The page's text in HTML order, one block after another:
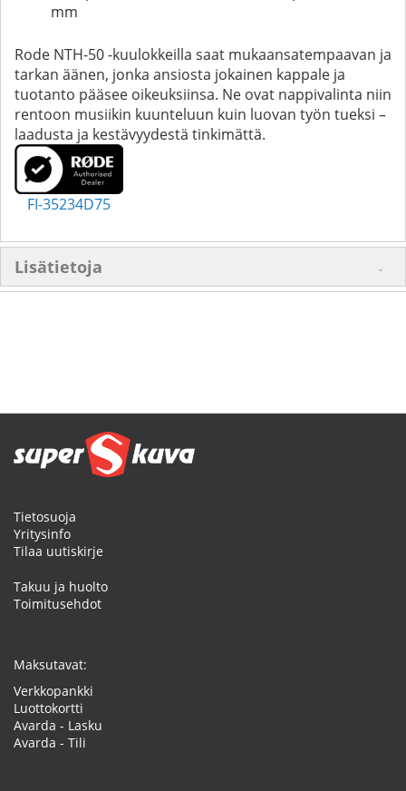
mm
Rode NTH-50 -kuulokkeilla saat mukaansatempaavan ja
tarkan äänen, jonka ansiosta jokainen kappale ja
tuotanto pääsee oikeuksiinsa. Ne ovat nappivalinta niin
rentoon musiikin kuunteluun kuin luovan työn tueksi –
laadusta ja kestävyydestä tinkimättä.
FI-35234D75
Lisätietoja
Tietosuoja
Yritysinfo
Tilaa uutiskirje
Takuu ja huolto
Toimitusehdot
Maksutavat:
Verkkopankki
Luottokortti
Avarda - Lasku
Avarda - Tili